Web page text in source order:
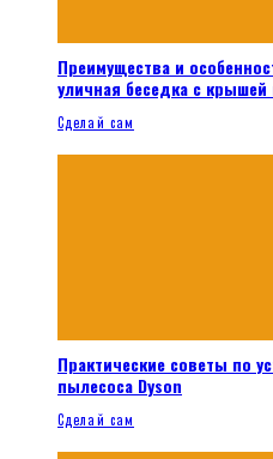
Преимущества и
уличная беседка с крышей
Сделай сам
Практические советы по
пылесоса Dyson
Сделай сам